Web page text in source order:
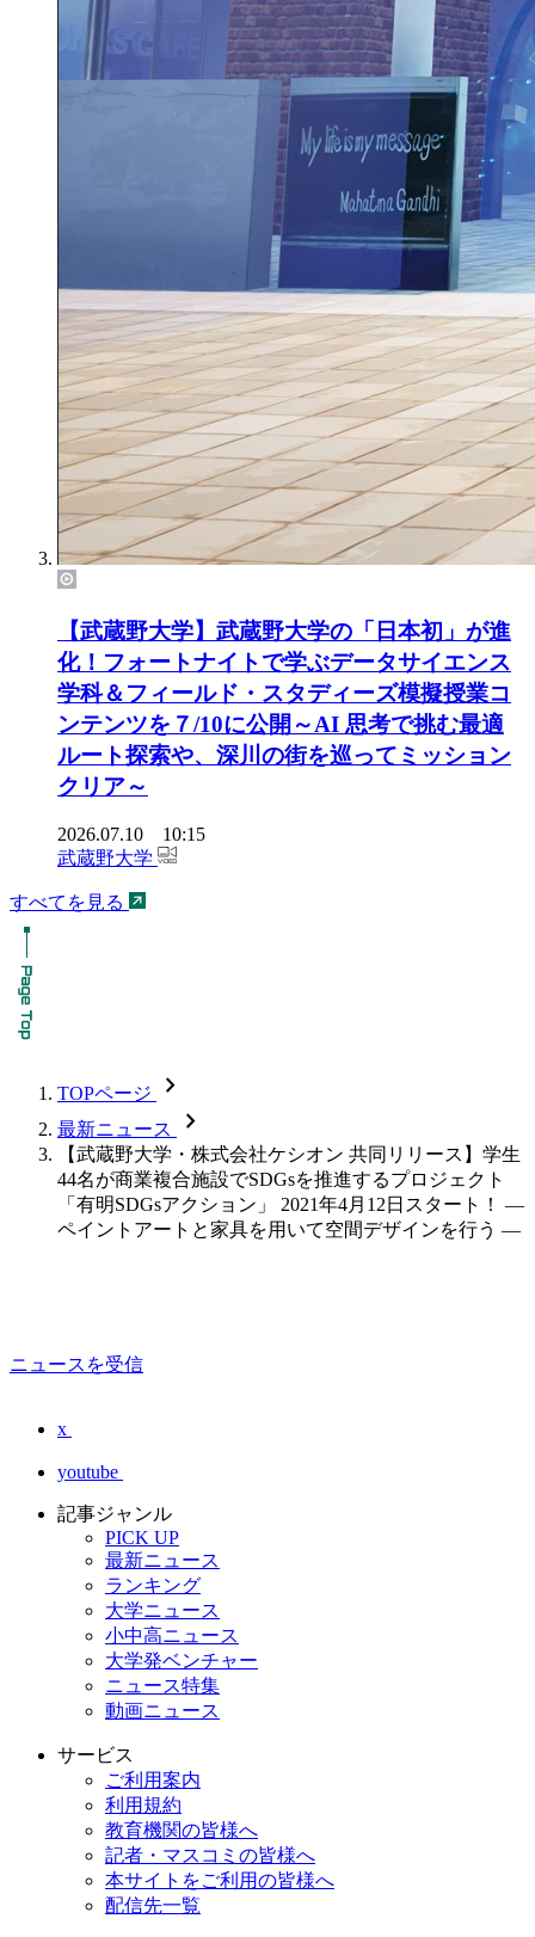
【武蔵野大学】武蔵野大学の「日本初」が進
化！フォートナイトで学ぶデータサイエンス
学科＆フィールド・スタディーズ模擬授業コ
ンテンツを７/10に公開～AI 思考で挑む最適
ルート探索や、深川の街を巡ってミッション
クリア～
2026.07.10 10:15
武蔵野大学
すべてを見る
TOPページ chevron_forward
最新ニュース chevron_forward
【武蔵野大学・株式会社ケシオン 共同リリース】学生
44名が商業複合施設でSDGsを推進するプロジェクト
「有明SDGsアクション」 2021年4月12日スタート！ —
ペイントアートと家具を用いて空間デザインを行う —
ニュースを受信
x
youtube
記事ジャンル
PICK UP
最新ニュース
ランキング
大学ニュース
小中高ニュース
大学発ベンチャー
ニュース特集
動画ニュース
サービス
ご利用案内
利用規約
教育機関の皆様へ
記者・マスコミの皆様へ
本サイトをご利用の皆様へ
配信先一覧